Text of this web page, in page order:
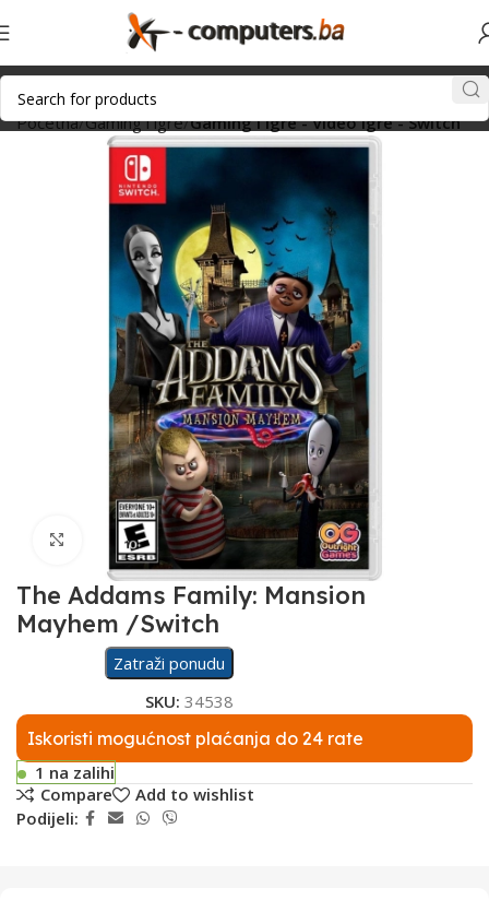
Početna Gaming i igre Gaming i igre - Video igre - Switch
Click to enlarge
The Addams Family: Mansion
Mayhem /Switch
Zatraži ponudu
SKU: 34538
Iskoristi mogućnost plaćanja do 24 rate
1 na zalihi
Compare
Add to wishlist
Podijeli: